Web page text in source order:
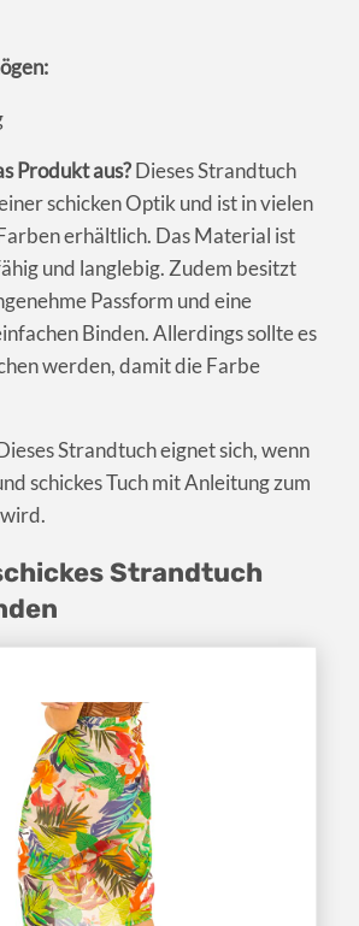
Produkt aus?Dieses Strandtuch
schicken Optik und ist in vielen
erhältlich. Das Material ist
und langlebig. Zudem besitzt
Passform und eine
Binden. Allerdings sollte es
werden, damit die Farbe
Strandtuch eignet sich, wenn
schickes Tuch mit Anleitung zum
Strandtuch